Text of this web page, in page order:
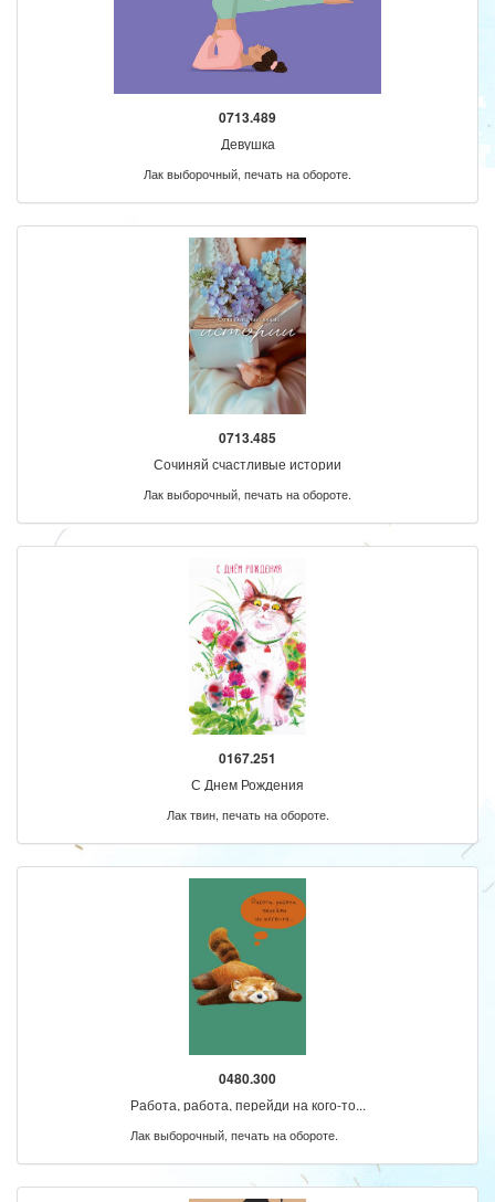
0713.489
Девушка
Лак выборочный, печать на обороте.
0713.485
Сочиняй счастливые истории
Лак выборочный, печать на обороте.
0167.251
С Днем Рождения
Лак твин, печать на обороте.
0480.300
Работа, работа, перейди на кого-то...
Лак выборочный, печать на обороте.